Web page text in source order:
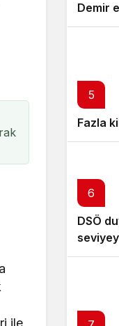
Demir
5
Fazla
6
DSÖ